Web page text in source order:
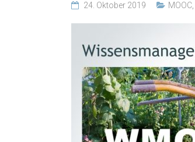
24. Oktober 2019 MOOC